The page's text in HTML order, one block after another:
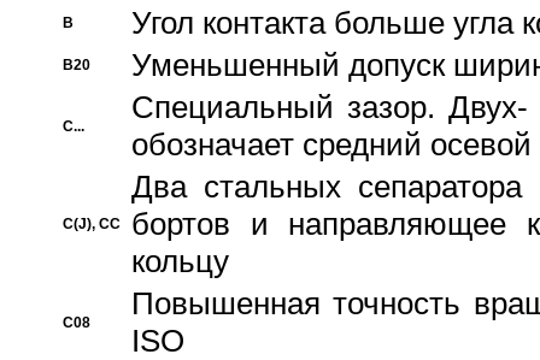
B Угол контакта больше угла
B20 Уменьшенный допуск
C...
Специальный зазор.
обозначает средний
C(J), CC
Два стальных сепаратора
бортов и направляющее
кольцу
C08
Повышенная точность
ISO